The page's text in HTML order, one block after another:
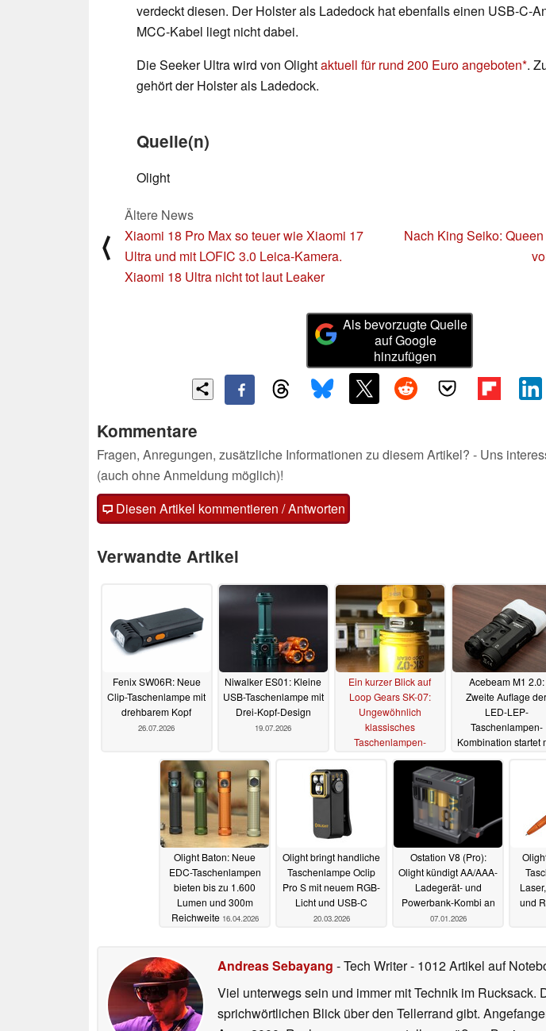
verdeckt diesen. Der Holster als Ladedock hat ebenfalls einen USB-C-
MCC-Kabel liegt nicht dabei.
Die Seeker Ultra wird von Olightaktuell für rund 200 Euro angeboten .
gehört der Holster als Ladedock.
Quelle(n)
Olight
⟨
Ältere News
Xiaomi 18 Pro Max so teuer wie Xiaomi 17
Ultra und mit LOFIC 3.0 Leica-Kamera.
Xiaomi 18 Ultra nicht tot laut Leaker
Nach King Seiko:
Als bevorzugte Quelle
auf Google
hinzufügen
Kommentare
Fragen, Anregungen, zusätzliche Informationen zu diesem Artikel? - Uns
(auch ohne Anmeldung möglich)!
Diesen Artikel kommentieren / Antworten
Verwandte Artikel
Fenix SW06R: Neue
Clip-Taschenlampe mit
drehbarem Kopf
26.07.2026
Niwalker ES01: Kleine
USB-Taschenlampe mit
Drei-Kopf-Design
19.07.2026
Ein kurzer Blick auf
Loop Gears SK-07:
Ungewöhnlich
klassisches
Taschenlampen-
15.07.2026
Acebeam M1 2.0:
Zweite Auflage der
LED-LEP-
Taschenlampen-
Kombination startet
Rabatt
Olight Baton: Neue
EDC-Taschenlampen
bieten bis zu 1.600
Lumen und 300m
Reichweite 16.04.2026
Olight bringt handliche
Taschenlampe Oclip
Pro S mit neuem RGB-
Licht und USB-C
20.03.2026
Ostation V8 (Pro):
Olight kündigt AA/AAA-
Ladegerät- und
Powerbank-Kombi an
07.01.2026
und
Andreas Sebayang - Tech Writer- 1012 Artikel auf
Viel unterwegs sein und immer mit Technik im
sprichwörtlichen Blick über den Tellerrand gibt.